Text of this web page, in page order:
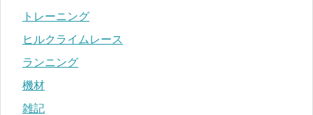
トレーニング
ヒルクライムレース
ランニング
機材
雑記